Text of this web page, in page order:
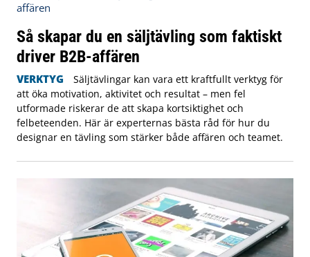
Så skapar du en säljtävling som faktiskt
driver B2B-affären
VERKTYG
Säljtävlingar kan vara ett kraftfullt verktyg för
att öka motivation, aktivitet och resultat – men fel
utformade riskerar de att skapa kortsiktighet och
felbeteenden. Här är experternas bästa råd för hur du
designar en tävling som stärker både affären och teamet.